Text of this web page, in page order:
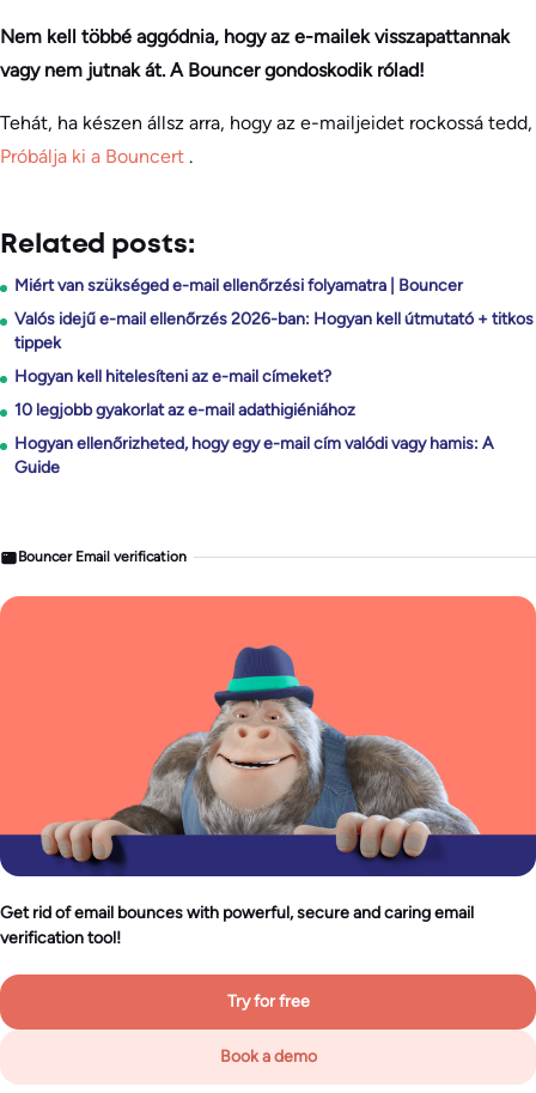
Nem kell többé aggódnia, hogy az e-mailek visszapattannak
vagy nem jutnak át. A Bouncer gondoskodik rólad!
Tehát, ha készen állsz arra, hogy az e-mailjeidet rockossá tedd,
Próbálja ki a Bouncert .
Related posts:
Miért van szükséged e-mail ellenőrzési folyamatra | Bouncer
Valós idejű e-mail ellenőrzés 2026-ban: Hogyan kell útmutató + titkos
tippek
Hogyan kell hitelesíteni az e-mail címeket?
10 legjobb gyakorlat az e-mail adathigiéniához
Hogyan ellenőrizheted, hogy egy e-mail cím valódi vagy hamis: A
Guide
Bouncer Email verification
Get rid of email bounces with powerful, secure and caring email
verification tool!
Try for free
Book a demo